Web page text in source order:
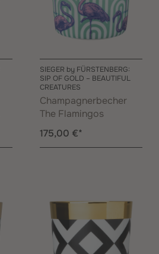
SIEGER by FÜRSTENBERG:
SIP OF GOLD – BEAUTIFUL
CREATURES
Champagnerbecher
The Flamingos
175,00 €*